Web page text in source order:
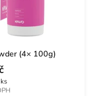
(4× 100g)